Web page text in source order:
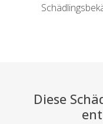
Diese